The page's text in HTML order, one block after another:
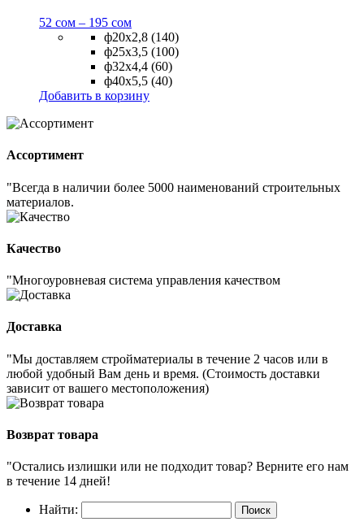
52 сом – 195 сом
ф20х2,8 (140)
ф25х3,5 (100)
ф32х4,4 (60)
ф40х5,5 (40)
Добавить в корзину
Ассортимент
"Всегда в наличии более 5000 наименований строительных
материалов.
Качество
"Многоуровневая система управления качеством
Доставка
"Мы доставляем стройматериалы в течение 2 часов или в
любой удобный Вам день и время. (Стоимость доставки
зависит от вашего местоположения)
Возврат товара
"Остались излишки или не подходит товар? Верните его нам
в течение 14 дней!
Найти: